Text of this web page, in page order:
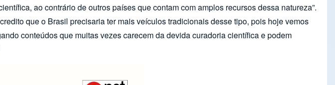
ao contrário de outros países que contam com amplos recursos dessa natureza”.
que o Brasil precisaria ter mais veículos tradicionais desse tipo, pois hoje vemos
conteúdos que muitas vezes carecem da devida curadoria científica e podem